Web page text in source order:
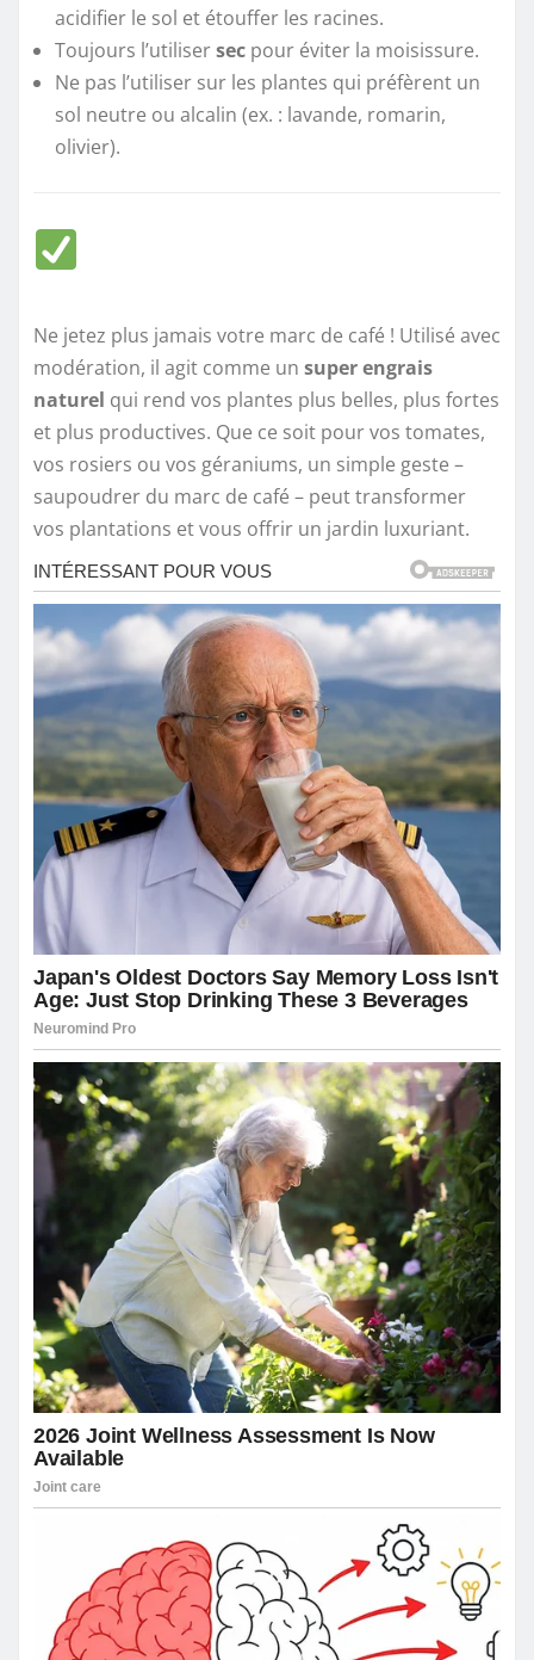
acidifier le sol et étouffer les racines.
Toujours l’utilisersec pour éviter la moisissure.
Ne pas l’utiliser sur les plantes qui préfèrent un
sol neutre ou alcalin (ex. : lavande, romarin,
olivier).
Ne jetez plus jamais votre marc de café ! Utilisé avec
modération, il agit comme un super engrais
naturel qui rend vos plantes plus belles, plus fortes
et plus productives. Que ce soit pour vos tomates,
vos rosiers ou vos géraniums, un simple geste –
saupoudrer du marc de café – peut transformer
vos plantations et vous offrir un jardin luxuriant.